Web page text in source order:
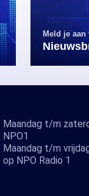
Meld je
Maandag t/m
NPO1
Maandag t/m
op NPO Radio 1